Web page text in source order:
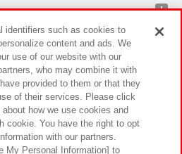
ナビリティ サイトポリシー
ェブアクセシビリティ方針と検証結果
identifiers such as cookies to
content and ads. We
use of our website with our
who may combine it with
provided to them or that they
of their services. Please click
how we use cookies and
cookie. You have the right to opt
with our partners.
My Personal Information] to